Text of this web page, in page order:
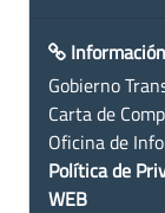
Gobierno
Carta de
Oficina de
Política de
WEB